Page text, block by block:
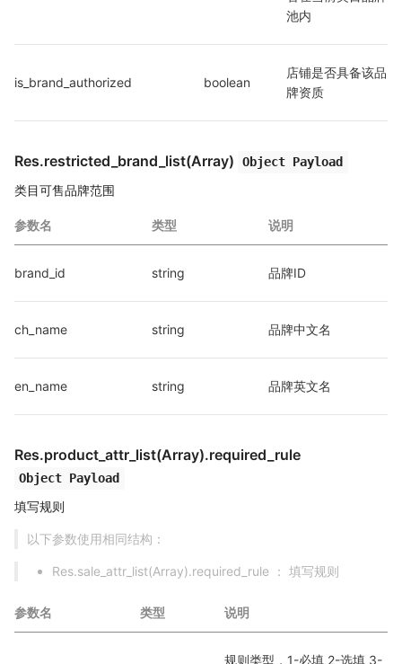
池内
is_brand_authorized boolean
店铺是否具备该品
牌资质
Res.restricted_brand_list(Array) Object Payload
类目可售品牌范围
参数名 类型 说明
brand_id string 品牌ID
ch_name string 品牌中文名
en_name string 品牌英文名
Res.product_attr_list(Array).required_rule
Object Payload
填写规则
以下参数使用相同结构：
Res.sale_attr_list(Array).required_rule ： 填写规则
参数名 类型 说明
规则类型，1-必填 2-选填 3-